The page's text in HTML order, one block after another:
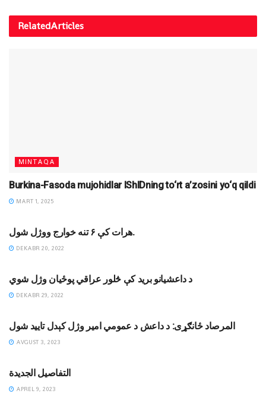
RelatedArticles
MINTAQA
Burkina-Fasoda mujohidlar IShIDning to‘rt a’zosini yo‘q qildi
MART 1, 2025
هرات کې ۶ تنه خوارج ووژل شول.
DEKABR 20, 2022
د داعشیانو برید کې څلور عراقي پوځیان وژل شوي
DEKABR 29, 2022
المرصاد ځانګړی: د داعش د عمومي امیر وژل کېدل تایید شول
AVGUST 3, 2023
التفاصیل الجدیدة
APREL 9, 2023